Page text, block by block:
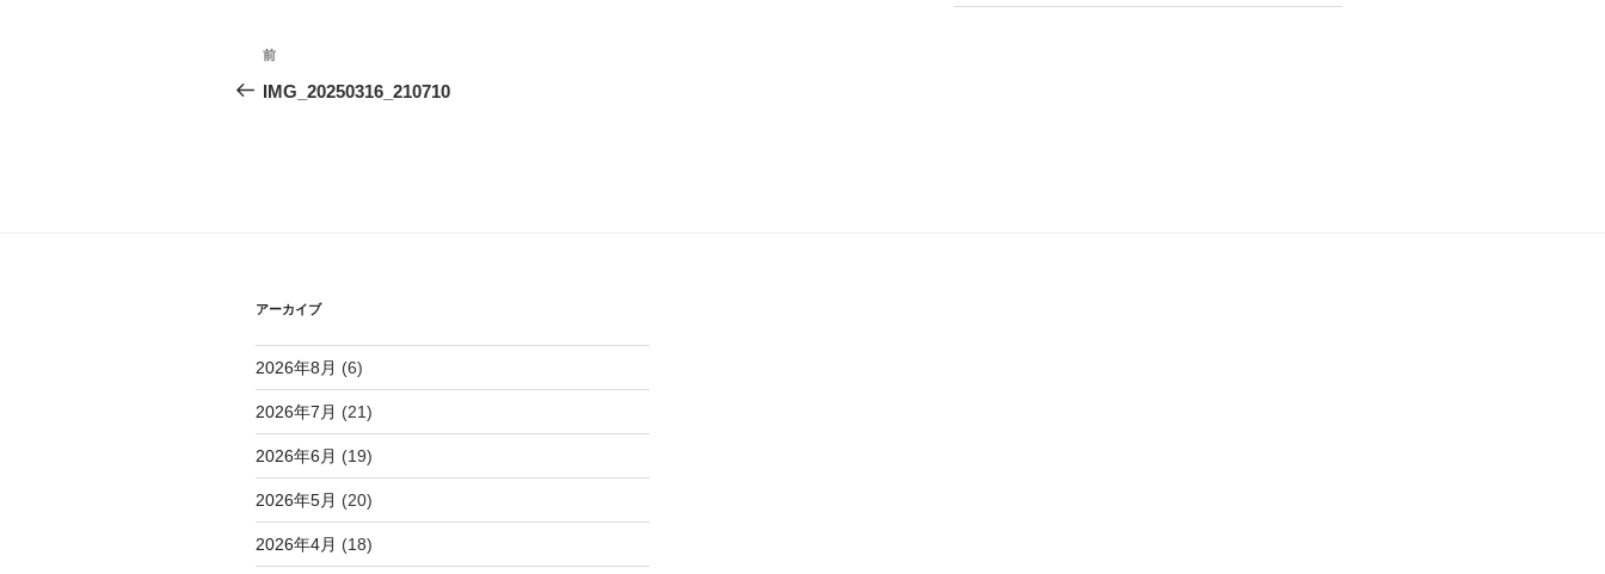
投
稿
シ
ョ
ン
前
の
前
IMG_20250316_210710
アーカイブ
2026年8月 (6)
2026年7月 (21)
2026年6月 (19)
2026年5月 (20)
2026年4月 (18)